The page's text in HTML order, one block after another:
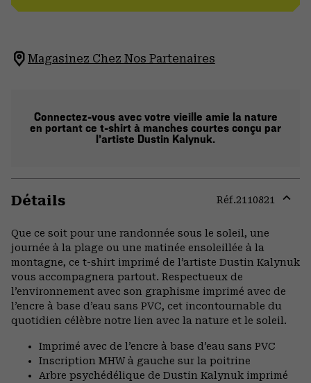
Magasinez Chez Nos Partenaires
Connectez-vous avec votre vieille amie la nature
en portant ce t-shirt à manches courtes conçu par
l’artiste Dustin Kalynuk.
Détails Réf.2110821
Que ce soit pour une randonnée sous le soleil, une
journée à la plage ou une matinée ensoleillée à la
montagne, ce t-shirt imprimé de l’artiste Dustin Kalynuk
vous accompagnera partout. Respectueux de
l’environnement avec son graphisme imprimé avec de
l’encre à base d’eau sans PVC, cet incontournable du
quotidien célèbre notre lien avec la nature et le soleil.
Imprimé avec de l’encre à base d’eau sans PVC
Inscription MHW à gauche sur la poitrine
Arbre psychédélique de Dustin Kalynuk imprimé